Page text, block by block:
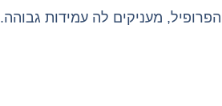
מעניקים לה עמידות גבוהה.